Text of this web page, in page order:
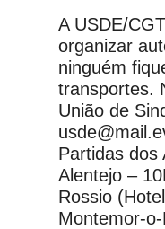
A USDE/
organizar
ninguém
transportes.
União de
Partidas dos
Alentejo –
Rossio
Montemor-